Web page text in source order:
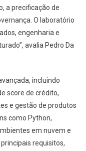
a precificação de
O laboratório
engenharia e
avalia Pedro Da
incluindo
score de crédito,
e gestão de produtos
como Python,
em nuvem e
requisitos,